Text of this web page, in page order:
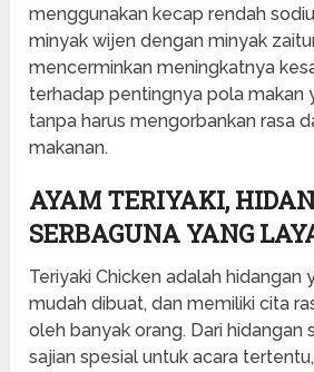
menggunakan kecap rendah
minyak wijen dengan minyak
mencerminkan meningkatnya
terhadap pentingnya pola makan
tanpa harus mengorbankan rasa
makanan.
AYAM TERIYAKI,
SERBAGUNA YANG
Teriyaki Chicken adalah hidangan
mudah dibuat, dan memiliki cita
oleh banyak orang. Dari hidangan
sajian spesial untuk acara